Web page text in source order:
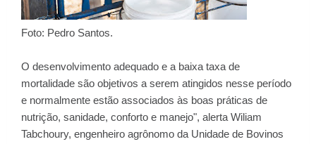
Foto: Pedro Santos.
O desenvolvimento adequado e a baixa taxa de
mortalidade são objetivos a serem atingidos nesse período
e normalmente estão associados às boas práticas de
nutrição, sanidade, conforto e manejo", alerta Wiliam
Tabchoury, engenheiro agrônomo da Unidade de Bovinos